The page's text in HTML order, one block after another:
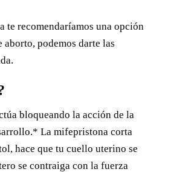
te recomendaríamos una opción
podemos darte las
bloqueando la acción de la
La mifepristona corta
hace que tu cuello uterino se
se contraiga con la fuerza